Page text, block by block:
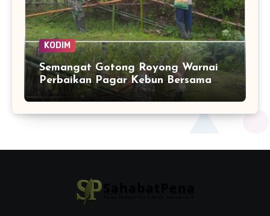
KODIM
Semangat Gotong Royong Warnai
Perbaikan Pagar Kebun Bersama
Babinsa dan Warga